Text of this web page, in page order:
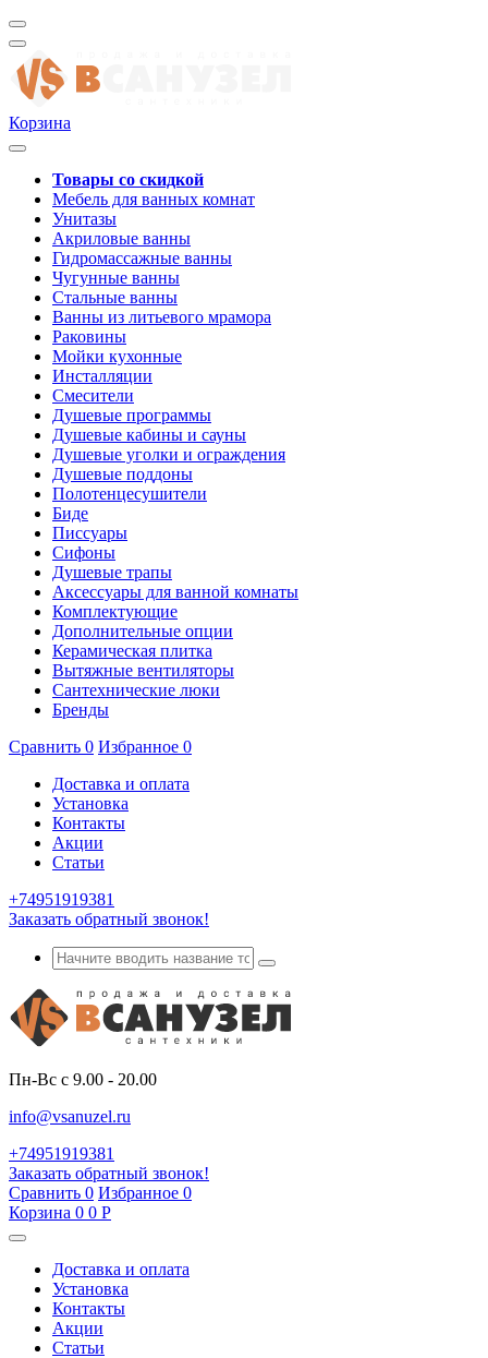
Корзина
Товары со скидкой
Мебель для ванных комнат
Унитазы
Акриловые ванны
Гидромассажные ванны
Чугунные ванны
Стальные ванны
Ванны из литьевого мрамора
Раковины
Мойки кухонные
Инсталляции
Смесители
Душевые программы
Душевые кабины и сауны
Душевые уголки и ограждения
Душевые поддоны
Полотенцесушители
Биде
Писсуары
Сифоны
Душевые трапы
Аксессуары для ванной комнаты
Комплектующие
Дополнительные опции
Керамическая плитка
Вытяжные вентиляторы
Сантехнические люки
Бренды
Сравнить 0 Избранное 0
Доставка и оплата
Установка
Контакты
Акции
Статьи
+74951919381
Заказать обратный звонок!
Пн-Вс с 9.00 - 20.00
info@vsanuzel.ru
+74951919381
Заказать обратный звонок!
Сравнить 0 Избранное 0
Корзина 0 0 Р
Доставка и оплата
Установка
Контакты
Акции
Статьи